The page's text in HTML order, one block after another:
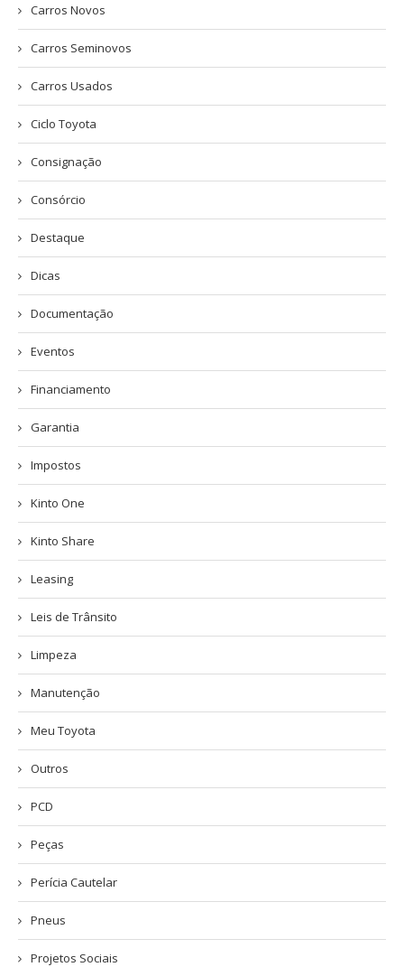
Carros Novos
Carros Seminovos
Carros Usados
Ciclo Toyota
Consignação
Consórcio
Destaque
Dicas
Documentação
Eventos
Financiamento
Garantia
Impostos
Kinto One
Kinto Share
Leasing
Leis de Trânsito
Limpeza
Manutenção
Meu Toyota
Outros
PCD
Peças
Perícia Cautelar
Pneus
Projetos Sociais